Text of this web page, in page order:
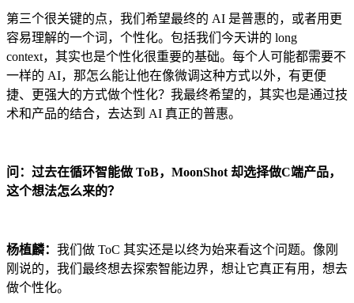
第三个很关键的点，我们希望最终的 AI 是普惠的，或者用更
容易理解的一个词，个性化。包括我们今天讲的 long
context，其实也是个性化很重要的基础。每个人可能都需要不
一样的 AI，那怎么能让他在像微调这种方式以外，有更便
捷、更强大的方式做个性化？我最终希望的，其实也是通过技
术和产品的结合，去达到 AI 真正的普惠。
问：过去在循环智能做 ToB，MoonShot 却选择做C端产品，
这个想法怎么来的？
杨植麟： 我们做 ToC 其实还是以终为始来看这个问题。像刚
刚说的，我们最终想去探索智能边界，想让它真正有用，想去
做个性化。